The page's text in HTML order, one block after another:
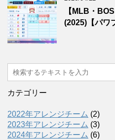
【MLB・
(2025)【パワ
カテゴリー
2022年アレンジチーム (2)
2023年アレンジチーム (3)
2024年アレンジチーム (6)